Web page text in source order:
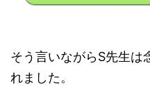
そう言いながらS先生は
れました。